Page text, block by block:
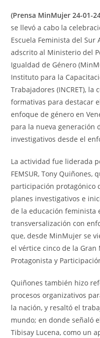
(Prensa MinMujer 24-01-
se llevó a cabo la
Escuela Feminista del Sur
adscrito al Ministerio del
Igualdad de Género
Instituto para la
Trabajadores (INCRET),
formativas para destacar
enfoque de género en
para la nueva generación
investigativos desde el
La actividad fue liderada
FEMSUR, Tony
participación protagónico
planes investigativos e
de la educación feminista
transversalización con
que, desde MinMujer se
el vértice cinco de la
Protagonista y
Quiñones también hizo
procesos organizativos
la nación, y resaltó el
mundo; en donde señaló
Tibisay Lucena, como un